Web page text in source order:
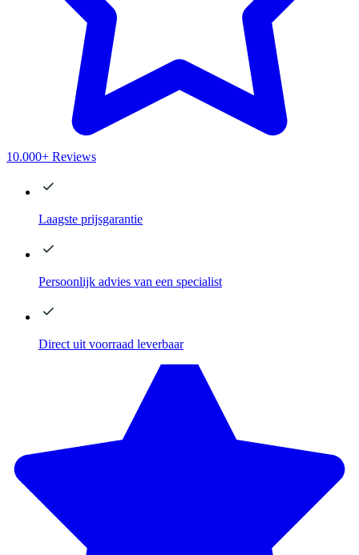
10.000+ Reviews
Laagste prijsgarantie
Persoonlijk advies van een specialist
Direct uit voorraad leverbaar